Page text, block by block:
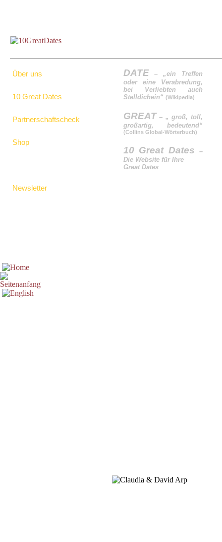
Über uns
10 Great Dates
Partnerschaftscheck
Shop
Newsletter
DATE – „ein Treffen
oder eine Verabredung,
bei Verliebten auch
Stelldichein“ (Wikipedia)
GREAT – „ groß, toll,
großartig, bedeutend“
(Collins Global-Wörterbuch)
10 Great Dates –
Die Website für Ihre
Great Dates